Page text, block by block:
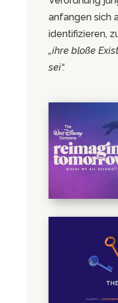
anfangen sich
identifizieren,
„ihre bloße
sei“.